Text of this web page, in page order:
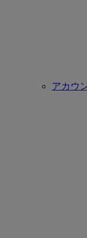
アカウ